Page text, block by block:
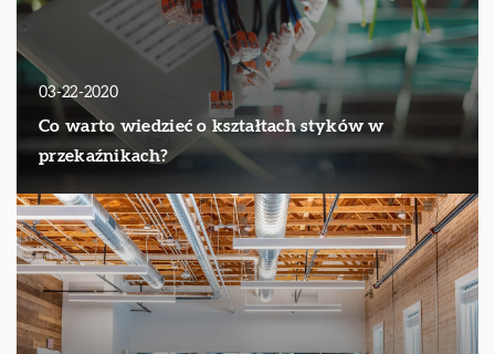
03-22-2020
Co warto wiedzieć o kształtach styków w
przekaźnikach?